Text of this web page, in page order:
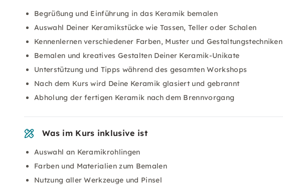
Begrüßung und Einführung in das Keramik bemalen
Auswahl Deiner Keramikstücke wie Tassen, Teller oder Schalen
Kennenlernen verschiedener Farben, Muster und Gestaltungstechniken
Bemalen und kreatives Gestalten Deiner Keramik-Unikate
Unterstützung und Tipps während des gesamten Workshops
Nach dem Kurs wird Deine Keramik glasiert und gebrannt
Abholung der fertigen Keramik nach dem Brennvorgang
Was im Kurs inklusive ist
Auswahl an Keramikrohlingen
Farben und Materialien zum Bemalen
Nutzung aller Werkzeuge und Pinsel